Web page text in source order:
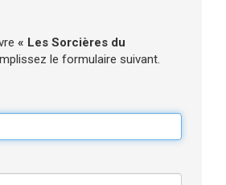
« Les Sorcières du
le formulaire suivant.